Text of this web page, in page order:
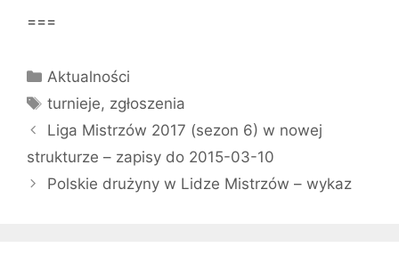
===
Kategorie
Aktualności
Tagi
turnieje, zgłoszenia
Liga Mistrzów 2017 (sezon 6) w nowej
strukturze – zapisy do 2015-03-10
Polskie drużyny w Lidze Mistrzów – wykaz